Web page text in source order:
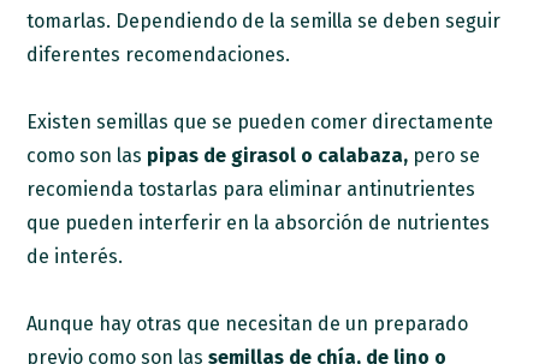
tomarlas. Dependiendo de la semilla se deben seguir
diferentes recomendaciones.
Existen semillas que se pueden comer directamente
como son las pipas de girasol o calabaza, pero se
recomienda tostarlas para eliminar antinutrientes
que pueden interferir en la absorción de nutrientes
de interés.
Aunque hay otras que necesitan de un preparado
previo como son lassemillas de chía, de lino o